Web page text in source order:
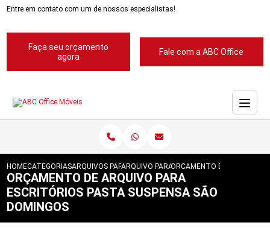
Entre em contato com um de nossos especialistas!
Faça seu orçamento
agora
Fale com a ABC Office
HOMECATEGORIASARQUIVOS PARA ESCRITORIOS
ARQUIVO PARA ESCRITORIOORCAMENTO DE ARQUIVO
ORÇAMENTO DE ARQUIVO PARA
ESCRITÓRIOS PASTA SUSPENSA SÃO
DOMINGOS